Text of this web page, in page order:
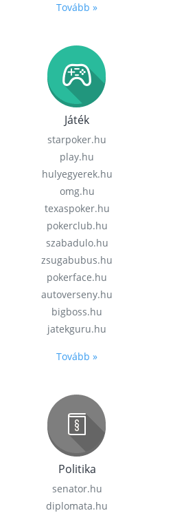
Tovább »
Játék
starpoker.hu
play.hu
hulyegyerek.hu
omg.hu
texaspoker.hu
pokerclub.hu
szabadulo.hu
zsugabubus.hu
pokerface.hu
autoverseny.hu
bigboss.hu
jatekguru.hu
Tovább »
Politika
senator.hu
diplomata.hu